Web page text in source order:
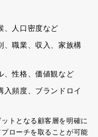
、人口密度など
、職業、収入、家族構
、性格、価値観など
入頻度、ブランドロイ
トとなる顧客層を明確に
ローチを取ることが可能